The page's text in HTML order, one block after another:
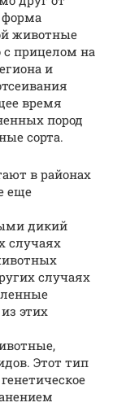
животные
прицелом на
и
время
пород
сорта.
в районах
еще
дикий
случаях
случаях
этих
Этот тип